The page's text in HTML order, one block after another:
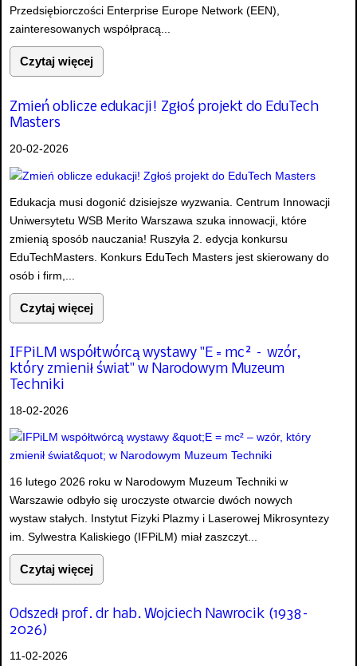
Przedsiębiorczości Enterprise Europe Network (EEN),
zainteresowanych współpracą...
Czytaj więcej
Zmień oblicze edukacji! Zgłoś projekt do EduTech
Masters
20-02-2026
Edukacja musi dogonić dzisiejsze wyzwania. Centrum Innowacji
Uniwersytetu WSB Merito Warszawa szuka innowacji, które
zmienią sposób nauczania! Ruszyła 2. edycja konkursu
EduTechMasters. Konkurs EduTech Masters jest skierowany do
osób i firm,...
Czytaj więcej
IFPiLM współtwórcą wystawy "E = mc² – wzór,
który zmienił świat" w Narodowym Muzeum
Techniki
18-02-2026
16 lutego 2026 roku w Narodowym Muzeum Techniki w
Warszawie odbyło się uroczyste otwarcie dwóch nowych
wystaw stałych. Instytut Fizyki Plazmy i Laserowej Mikrosyntezy
im. Sylwestra Kaliskiego (IFPiLM) miał zaszczyt...
Czytaj więcej
Odszedł prof. dr hab. Wojciech Nawrocik (1938–
2026)
11-02-2026